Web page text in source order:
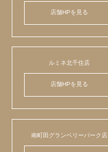
店舗HPを見る
ルミネ北千住店
店舗HPを見る
南町田グランベリーパーク店